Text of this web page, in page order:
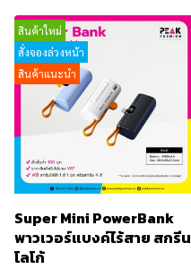
สินค้าใหม่
สั่งจองล่วงหน้า
สินค้าแนะนำ
Super Mini PowerBank
พาวเวอร์แบงค์ไร้สาย สกรีน
โลโก้